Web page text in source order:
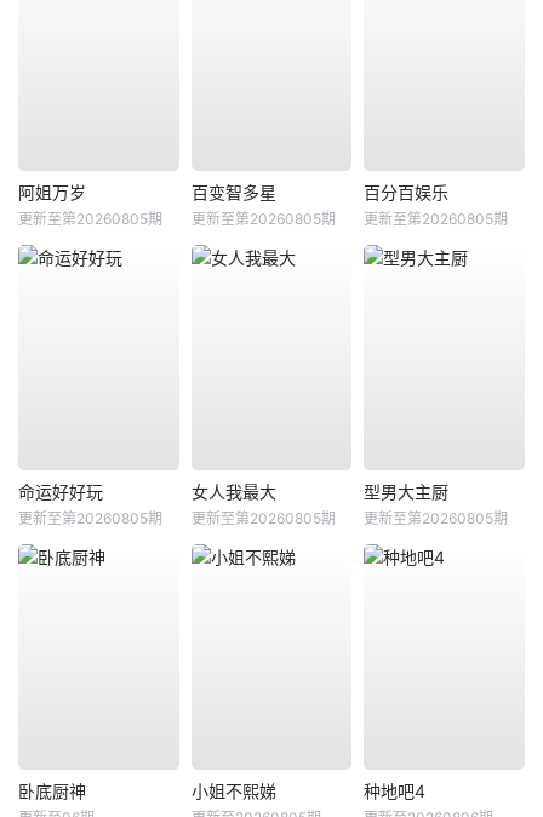
阿姐万岁
更新至第20260805期
百变智多星
更新至第20260805期
百分百娱乐
更新至第20260805期
命运好好玩
更新至第20260805期
女人我最大
更新至第20260805期
型男大主厨
更新至第20260805期
卧底厨神 小姐不熙娣 种地吧4